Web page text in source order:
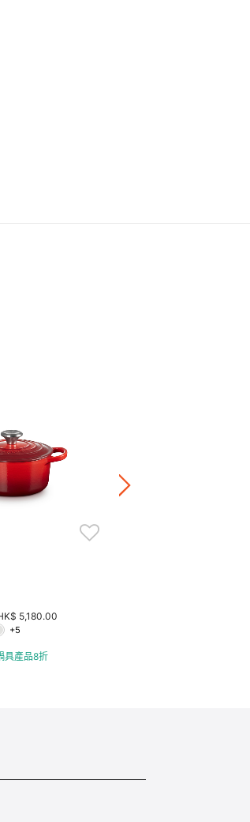
5,180.00
+5
具產品8折